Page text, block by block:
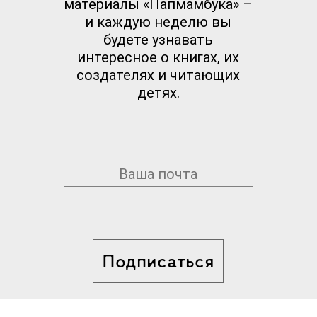
лауреат премии им. К. Чуковского в
номинации "За выдающийся вклад в
отечественную детскую литературу".
материалы «Папмамбука» –
и каждую неделю вы
будете узнавать
интересное о книгах, их
создателях и читающих
детях.
Подписаться